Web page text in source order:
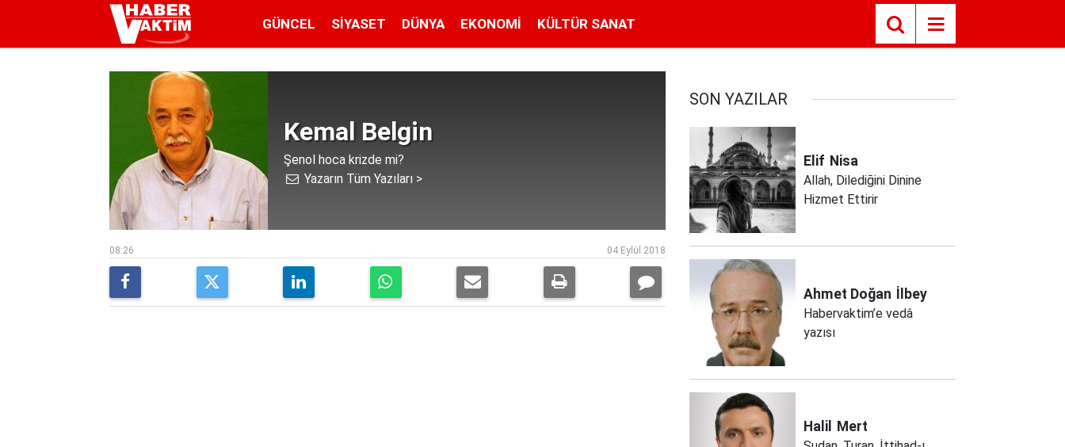
GÜNCEL SIYASET DÜNYA EKONOMI KÜLTÜR SANAT
Kemal Belgin
Şenol hoca krizde mi?
Yazarın Tüm Yazıları >
08:26 04 Eylül 2018
SON YAZILAR
Elif Nisa
Allah, Dilediğini Dinine
Hizmet Ettirir
Ahmet Doğan İlbey
Habervaktim’e vedâ
yazısı
Halil Mert